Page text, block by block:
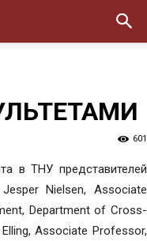
601
в ТНУ представителей
Nielsen, Associate
Department of Cross-
Associate Professor,